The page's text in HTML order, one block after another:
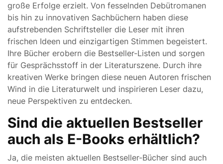
große Erfolge erzielt. Von fesselnden Debütromanen
bis hin zu innovativen Sachbüchern haben diese
aufstrebenden Schriftsteller die Leser mit ihren
frischen Ideen und einzigartigen Stimmen begeistert.
Ihre Bücher erobern die Bestseller-Listen und sorgen
für Gesprächsstoff in der Literaturszene. Durch ihre
kreativen Werke bringen diese neuen Autoren frischen
Wind in die Literaturwelt und inspirieren Leser dazu,
neue Perspektiven zu entdecken.
Sind die aktuellen Bestseller
auch als E-Books erhältlich?
Ja, die meisten aktuellen Bestseller-Bücher sind auch